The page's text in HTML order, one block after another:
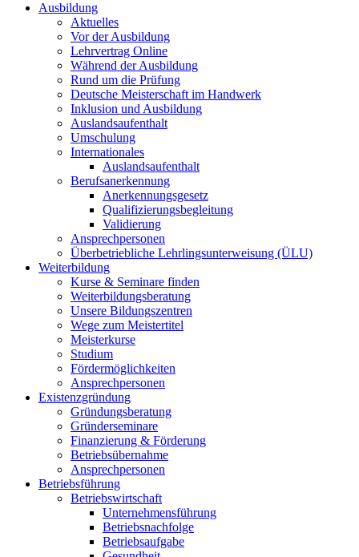
Ausbildung
Aktuelles
Vor der Ausbildung
Lehrvertrag Online
Während der Ausbildung
Rund um die Prüfung
Deutsche Meisterschaft im Handwerk
Inklusion und Ausbildung
Auslandsaufenthalt
Umschulung
Internationales
Auslandsaufenthalt
Berufsanerkennung
Anerkennungsgesetz
Qualifizierungsbegleitung
Validierung
Ansprechpersonen
Überbetriebliche Lehrlingsunterweisung (ÜLU)
Weiterbildung
Kurse & Seminare finden
Weiterbildungsberatung
Unsere Bildungszentren
Wege zum Meistertitel
Meisterkurse
Studium
Fördermöglichkeiten
Ansprechpersonen
Existenzgründung
Gründungsberatung
Gründerseminare
Finanzierung & Förderung
Betriebsübernahme
Ansprechpersonen
Betriebsführung
Betriebswirtschaft
Unternehmensführung
Betriebsnachfolge
Betriebsaufgabe